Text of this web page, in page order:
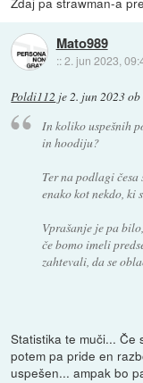
Mato989
::2. jun 2023,
Poldi112 je2. jun 2023
In koliko uspešnih
in hoodiju?
Ter na podlagi
enako kot nekdo, ki
Vprašanje je pa
če bomo imeli
zahtevali, da se
Statistika te muči... Če
potem pa pride en
uspešen... ampak bo